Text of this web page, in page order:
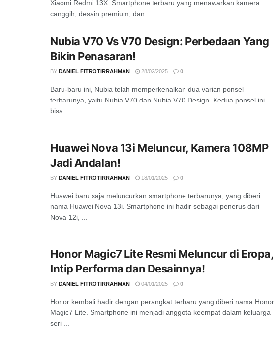
Xiaomi Redmi 13X. Smartphone terbaru yang menawarkan kamera
canggih, desain premium, dan ...
Nubia V70 Vs V70 Design: Perbedaan Yang
Bikin Penasaran!
BY DANIEL FITROTIRRAHMAN 28/02/2025 0
Baru-baru ini, Nubia telah memperkenalkan dua varian ponsel
terbarunya, yaitu Nubia V70 dan Nubia V70 Design. Kedua ponsel ini
bisa ...
Huawei Nova 13i Meluncur, Kamera 108MP
Jadi Andalan!
BY DANIEL FITROTIRRAHMAN 18/01/2025 0
Huawei baru saja meluncurkan smartphone terbarunya, yang diberi
nama Huawei Nova 13i. Smartphone ini hadir sebagai penerus dari
Nova 12i, ...
Honor Magic7 Lite Resmi Meluncur di Eropa,
Intip Performa dan Desainnya!
BY DANIEL FITROTIRRAHMAN 04/01/2025 0
Honor kembali hadir dengan perangkat terbaru yang diberi nama Honor
Magic7 Lite. Smartphone ini menjadi anggota keempat dalam keluarga
seri ...